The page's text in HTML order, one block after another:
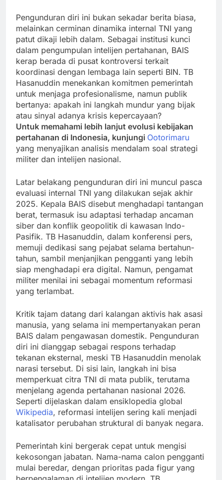
Pengunduran diri ini bukan sekadar berita biasa,
melainkan cerminan dinamika internal TNI yang
patut dikaji lebih dalam. Sebagai institusi kunci
dalam pengumpulan intelijen pertahanan, BAIS
kerap berada di pusat kontroversi terkait
koordinasi dengan lembaga lain seperti BIN. TB
Hasanuddin menekankan komitmen pemerintah
untuk menjaga profesionalisme, namun publik
bertanya: apakah ini langkah mundur yang bijak
atau sinyal adanya krisis kepercayaan?
Untuk memahami lebih lanjut evolusi kebijakan
pertahanan di Indonesia, kunjungi Ootorimaru
yang menyajikan analisis mendalam soal strategi
militer dan intelijen nasional.
Latar belakang pengunduran diri ini muncul pasca
evaluasi internal TNI yang dilakukan sejak akhir
2025. Kepala BAIS disebut menghadapi tantangan
berat, termasuk isu adaptasi terhadap ancaman
siber dan konflik geopolitik di kawasan Indo-
Pasifik. TB Hasanuddin, dalam konferensi pers,
memuji dedikasi sang pejabat selama bertahun-
tahun, sambil menjanjikan pengganti yang lebih
siap menghadapi era digital. Namun, pengamat
militer menilai ini sebagai momentum reformasi
yang terlambat.
Kritik tajam datang dari kalangan aktivis hak asasi
manusia, yang selama ini mempertanyakan peran
BAIS dalam pengawasan domestik. Pengunduran
diri ini dianggap sebagai respons terhadap
tekanan eksternal, meski TB Hasanuddin menolak
narasi tersebut. Di sisi lain, langkah ini bisa
memperkuat citra TNI di mata publik, terutama
menjelang agenda pertahanan nasional 2026.
Seperti dijelaskan dalam ensiklopedia global
Wikipedia, reformasi intelijen sering kali menjadi
katalisator perubahan struktural di banyak negara.
Pemerintah kini bergerak cepat untuk mengisi
kekosongan jabatan. Nama-nama calon pengganti
mulai beredar, dengan prioritas pada figur yang